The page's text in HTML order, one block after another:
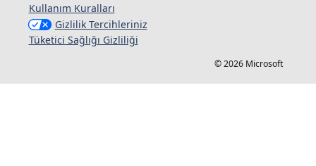
Kullanım Kuralları
Gizlilik Tercihleriniz
Tüketici Sağlığı Gizliliği
© 2026 Microsoft